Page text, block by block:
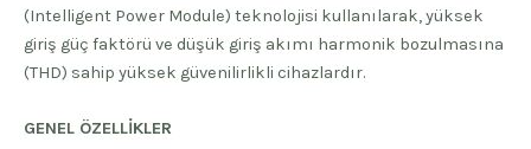
(Intelligent Power Module) teknolojisi kullanılarak, yüksek
giriş güç faktörü ve düşük giriş akımı harmonik bozulmasına
(THD) sahip yüksek güvenilirlikli cihazlardır.
GENEL ÖZELLİKLER